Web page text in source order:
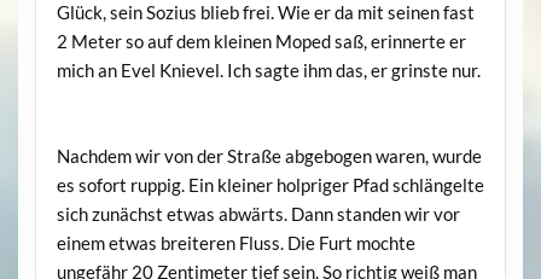
Glück, sein Sozius blieb frei. Wie er da mit seinen fast
2 Meter so auf dem kleinen Moped saß, erinnerte er
mich an Evel Knievel. Ich sagte ihm das, er grinste nur.
Nachdem wir von der Straße abgebogen waren, wurde
es sofort ruppig. Ein kleiner holpriger Pfad schlängelte
sich zunächst etwas abwärts. Dann standen wir vor
einem etwas breiteren Fluss. Die Furt mochte
ungefähr 20 Zentimeter tief sein. So richtig weiß man